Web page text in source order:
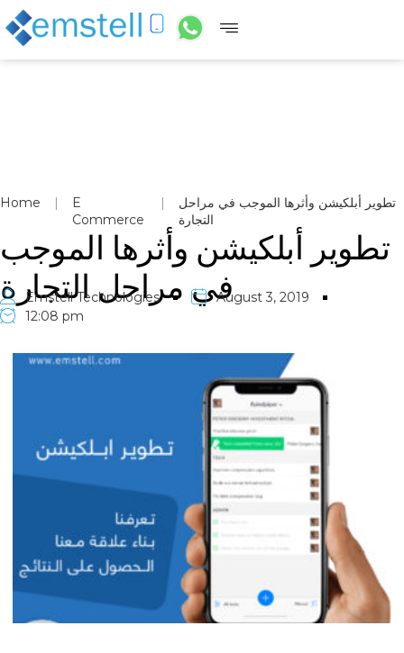
Home |
E
Commerce
|
تطوير أبلكيشن وأثرها الموجب في مراحل
التجارة
تطوير أبلكيشن وأثرها الموجب
في مراحل التجارة
Emstell Technologies
August 3, 2019
12:08 pm